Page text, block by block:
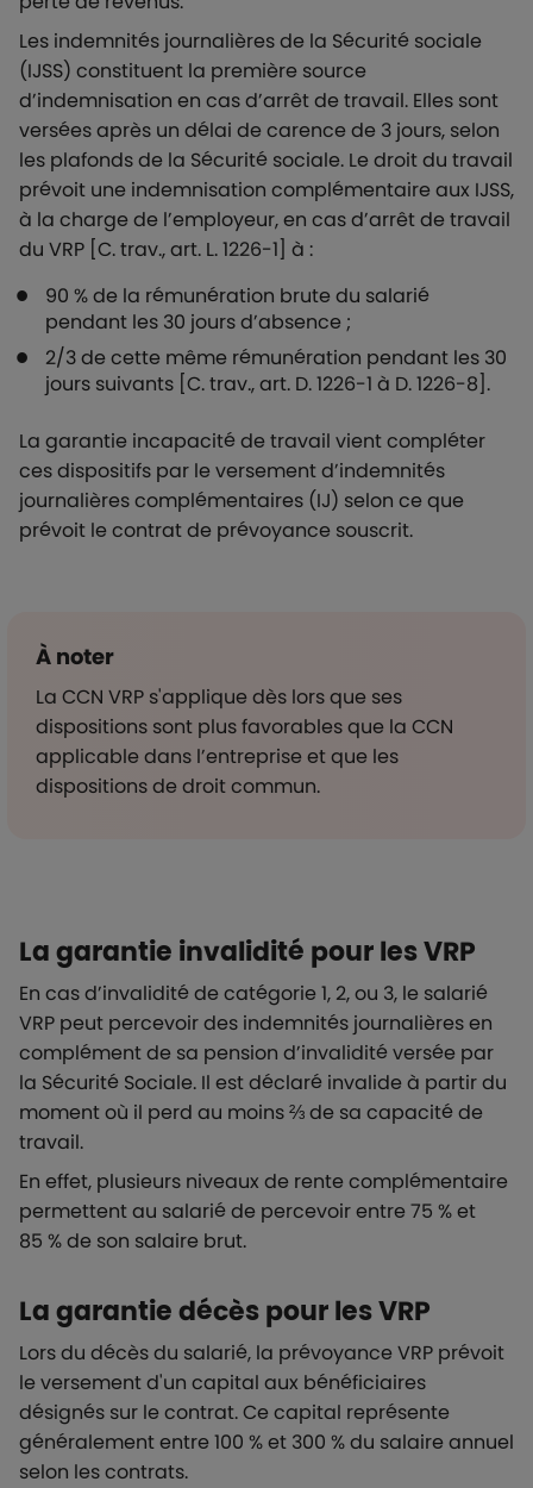
Les indemnités journalières de la Sécurité sociale
(IJSS) constituent la première source
d’indemnisation en cas d’arrêt de travail. Elles sont
versées après un délai de carence de 3 jours, selon
les plafonds de la Sécurité sociale. Le droit du travail
prévoit une indemnisation complémentaire aux IJSS,
à la charge de l’employeur, en cas d’arrêt de travail
du VRP [C. trav., art. L. 1226-1] à :
90 % de la rémunération brute du salarié
pendant les 30 jours d’absence ;
2/3 de cette même rémunération pendant les 30
jours suivants [C. trav., art. D. 1226-1 à D. 1226-8].
La garantie incapacité de travail vient compléter
ces dispositifs par le versement d’indemnités
journalières complémentaires (IJ) selon ce que
prévoit le contrat de prévoyance souscrit.
À noter
La CCN VRP s'applique dès lors que ses
dispositions sont plus favorables que la CCN
applicable dans l’entreprise et que les
dispositions de droit commun.
La garantie invalidité pour les VRP
En cas d’invalidité de catégorie 1, 2, ou 3, le salarié
VRP peut percevoir des indemnités journalières en
complément de sa pension d’invalidité versée par
la Sécurité Sociale. Il est déclaré invalide à partir du
moment où il perd au moins ⅔ de sa capacité de
travail.
En effet, plusieurs niveaux de rente complémentaire
permettent au salarié de percevoir entre 75 % et
85 % de son salaire brut.
La garantie décès pour les VRP
Lors du décès du salarié, la prévoyance VRP prévoit
le versement d'un capital aux bénéficiaires
désignés sur le contrat. Ce capital représente
généralement entre 100 % et 300 % du salaire annuel
selon les contrats.